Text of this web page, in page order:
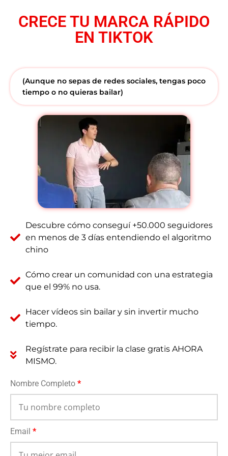
CRECE TU MARCA RÁPIDO
EN TIKTOK
(Aunque no sepas de redes sociales, tengas poco
tiempo o no quieras bailar)
Descubre cómo conseguí +50.000 seguidores
en menos de 3 días entendiendo el algoritmo
chino
Cómo crear un comunidad con una estrategia
que el 99% no usa.
Hacer vídeos sin bailar y sin invertir mucho
tiempo.
Regístrate para recibir la clase gratis AHORA
MISMO.
Nombre Completo *
Email *